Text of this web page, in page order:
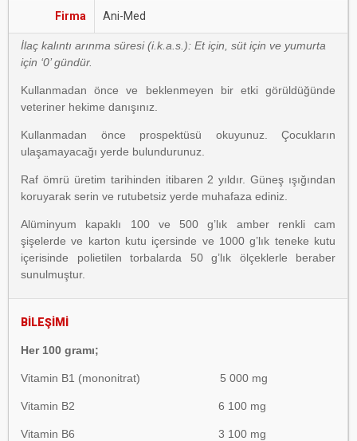
Firma Ani-Med
İlaç kalıntı arınma süresi (i.k.a.s.): Et için, süt için ve yumurta
için ‘0’ gündür.
Kullanmadan önce ve beklenmeyen bir etki görüldüğünde
veteriner hekime danışınız.
Kullanmadan önce prospektüsü okuyunuz. Çocukların
ulaşamayacağı yerde bulundurunuz.
Raf ömrü üretim tarihinden itibaren 2 yıldır. Güneş ışığından
koruyarak serin ve rutubetsiz yerde muhafaza ediniz.
Alüminyum kapaklı 100 ve 500 g’lık amber renkli cam
şişelerde ve karton kutu içersinde ve 1000 g’lık teneke kutu
içerisinde polietilen torbalarda 50 g’lık ölçeklerle beraber
sunulmuştur.
BİLEŞİMİ
Her 100 gramı;
Vitamin B1 (mononitrat) 5 000 mg
Vitamin B2 6 100 mg
Vitamin B6 3 100 mg